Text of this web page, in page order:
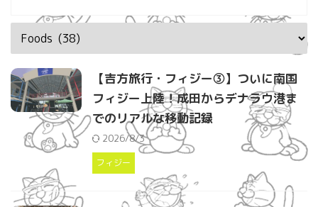
【吉方旅行・フィジー③】ついに南国
フィジー上陸！成田からデナラウ港ま
でのリアルな移動記録
2026/8/3
フィジー